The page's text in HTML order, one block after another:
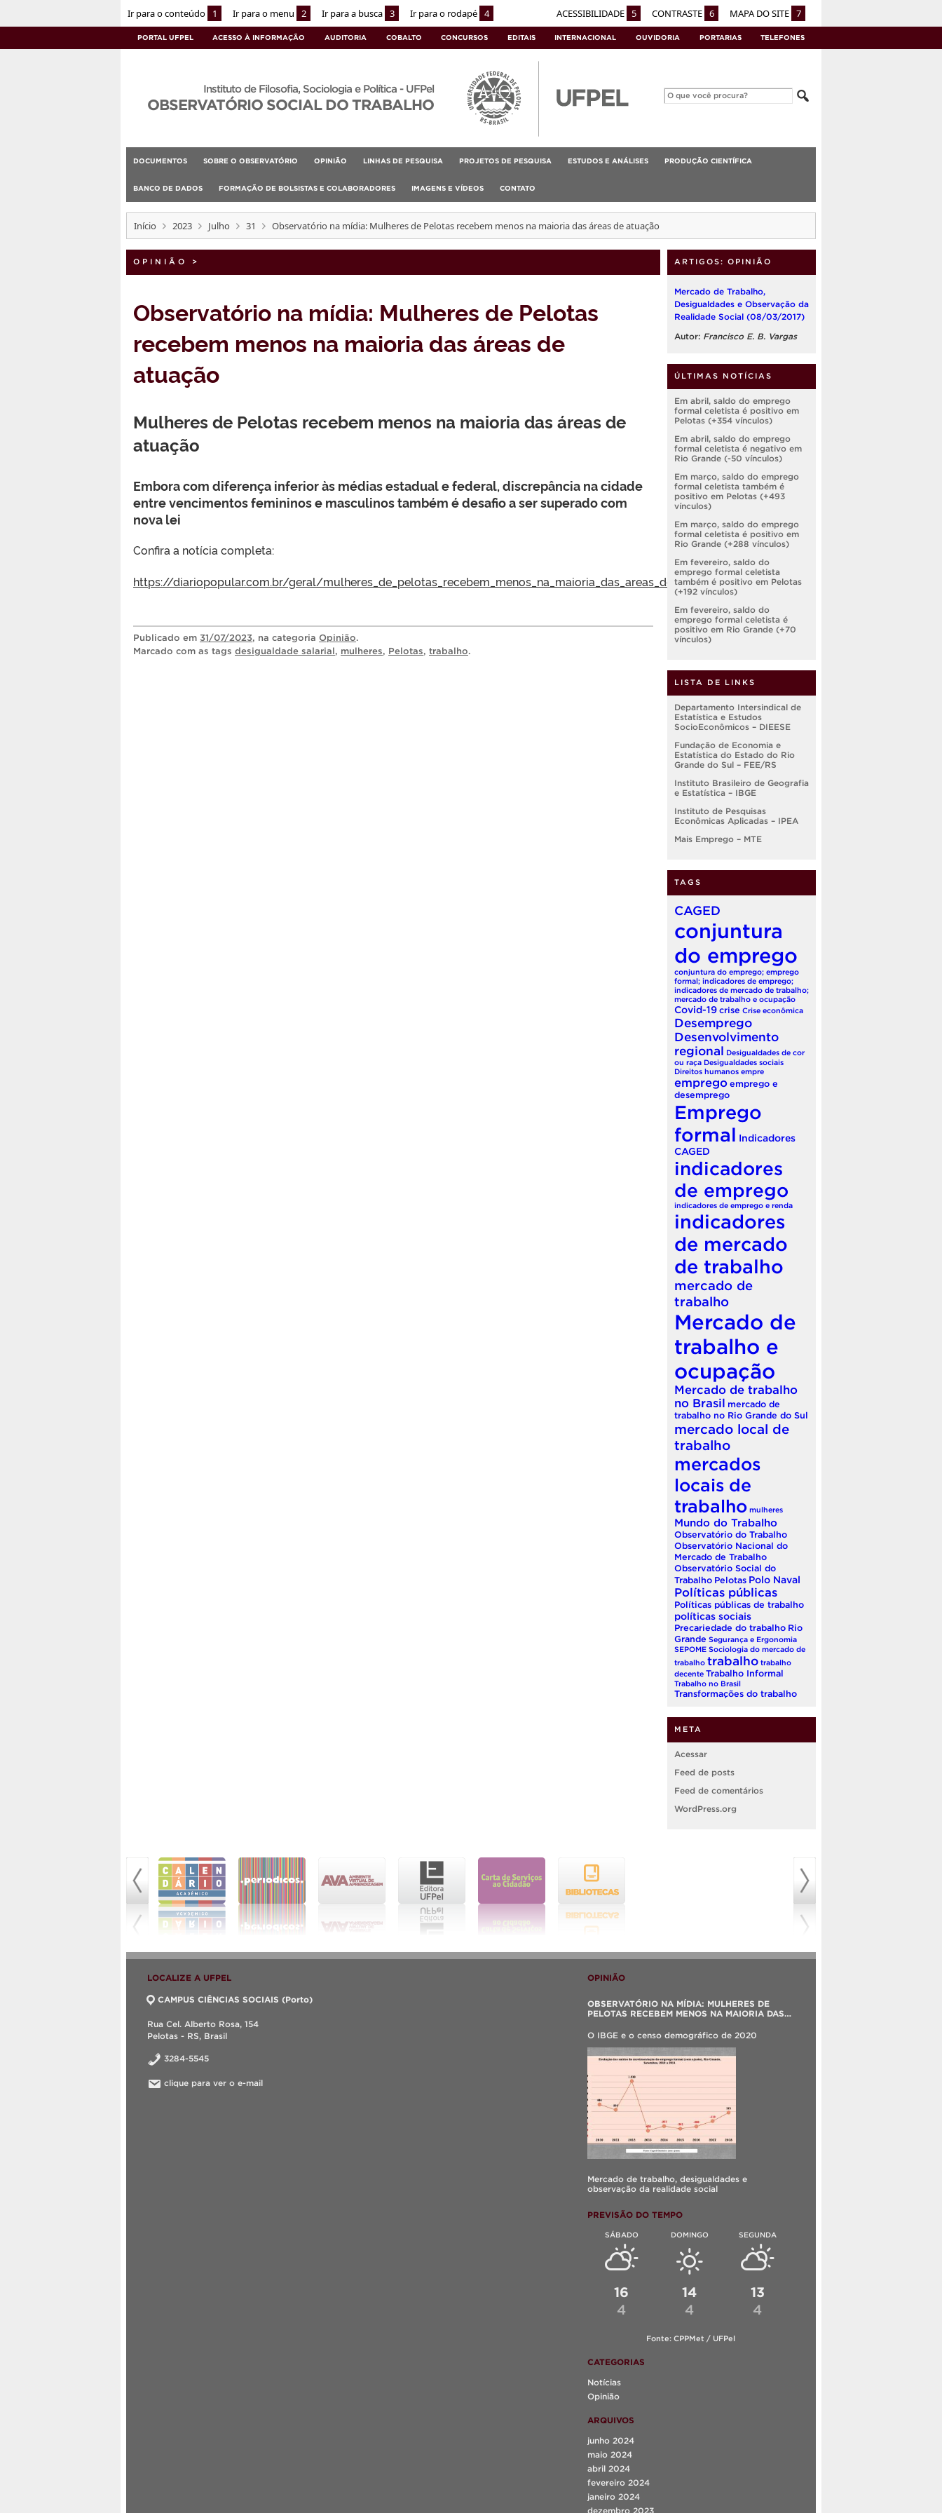
Ir para o conteúdo 1 Ir para o menu 2 Ir para a busca 3 Ir para o rodapé 4 ACESSIBILIDADE 5 CONTRASTE 6 MAPA DO SITE 7
PORTAL UFPEL ACESSO À INFORMAÇÃO AUDITORIA COBALTO CONCURSOS EDITAIS INTERNACIONAL OUVIDORIA PORTARIAS TELEFONES
Instituto de Filosofia, Sociologia e Política - UFPel
OBSERVATÓRIO SOCIAL DO TRABALHO
DOCUMENTOS SOBRE O OBSERVATÓRIO OPINIÃO LINHAS DE PESQUISA PROJETOS DE PESQUISA ESTUDOS E ANÁLISES PRODUÇÃO CIENTÍFICA
BANCO DE DADOS FORMAÇÃO DE BOLSISTAS E COLABORADORES IMAGENS E VÍDEOS CONTATO
Início 2023 Julho 31 Observatório na mídia: Mulheres de Pelotas recebem menos na maioria das áreas de atuação
OPINIÃO >
Observatório na mídia: Mulheres de Pelotas
recebem menos na maioria das áreas de
atuação
Mulheres de Pelotas recebem menos na maioria das áreas de
atuação
Embora com diferença inferior às médias estadual e federal, discrepância na cidade
entre vencimentos femininos e masculinos também é desafio a ser superado com
nova lei
Confira a notícia completa:
https://diariopopular.com.br/geral/mulheres_de_pelotas_recebem_menos_na_maioria_das_areas_de_atuacao.527429
Publicado em 31/07/2023, na categoria Opinião.
Marcado com as tags desigualdade salarial, mulheres, Pelotas, trabalho.
ARTIGOS: OPINIÃO
Mercado de Trabalho,
Desigualdades e Observação da
Realidade Social (08/03/2017)
Autor: Francisco E. B. Vargas
ÚLTIMAS NOTÍCIAS
Em abril, saldo do emprego
formal celetista é positivo em
Pelotas (+354 vínculos)
Em abril, saldo do emprego
formal celetista é negativo em
Rio Grande (-50 vínculos)
Em março, saldo do emprego
formal celetista também é
positivo em Pelotas (+493
vínculos)
Em março, saldo do emprego
formal celetista é positivo em
Rio Grande (+288 vínculos)
Em fevereiro, saldo do
emprego formal celetista
também é positivo em Pelotas
(+192 vínculos)
Em fevereiro, saldo do
emprego formal celetista é
positivo em Rio Grande (+70
vínculos)
LISTA DE LINKS
Departamento Intersindical de
Estatística e Estudos
SocioEconômicos – DIEESE
Fundação de Economia e
Estatística do Estado do Rio
Grande do Sul – FEE/RS
Instituto Brasileiro de Geografia
e Estatística – IBGE
Instituto de Pesquisas
Econômicas Aplicadas – IPEA
Mais Emprego – MTE
TAGS
CAGED
conjuntura
do emprego
conjuntura do emprego; emprego
formal; indicadores de emprego;
indicadores de mercado de trabalho;
mercado de trabalho e ocupação
Covid-19 crise Crise econômica
Desemprego
Desenvolvimento
regional Desigualdades de cor
ou raça Desigualdades sociais
Direitos humanos empre
emprego emprego e
desemprego
Emprego
formal Indicadores
CAGED
indicadores
de emprego
indicadores de emprego e renda
indicadores
de mercado
de trabalho
mercado de
trabalho
Mercado de
trabalho e
ocupação
Mercado de trabalho
no Brasil mercado de
trabalho no Rio Grande do Sul
mercado local de
trabalho
mercados
locais de
trabalho mulheres
Mundo do Trabalho
Observatório do Trabalho
Observatório Nacional do
Mercado de Trabalho
Observatório Social do
Trabalho Pelotas Polo Naval
Políticas públicas
Políticas públicas de trabalho
políticas sociais
Precariedade do trabalho Rio
Grande Segurança e Ergonomia
SEPOME Sociologia do mercado de
trabalho trabalho trabalho
decente Trabalho Informal
Trabalho no Brasil
Transformações do trabalho
META
Acessar
Feed de posts
Feed de comentários
WordPress.org
LOCALIZE A UFPEL
CAMPUS CIÊNCIAS SOCIAIS (Porto)
Rua Cel. Alberto Rosa, 154
Pelotas - RS, Brasil
3284-5545
clique para ver o e-mail
OPINIÃO
OBSERVATÓRIO NA MÍDIA: MULHERES DE
PELOTAS RECEBEM MENOS NA MAIORIA DAS
O IBGE e o censo demográfico de 2020
Mercado de trabalho, desigualdades e
observação da realidade social
PREVISÃO DO TEMPO
SÁBADO
16
4
DOMINGO
14
4
SEGUNDA
13
4
Fonte: CPPMet / UFPel
CATEGORIAS
Notícias
Opinião
ARQUIVOS
junho 2024
maio 2024
abril 2024
fevereiro 2024
janeiro 2024
dezembro 2023